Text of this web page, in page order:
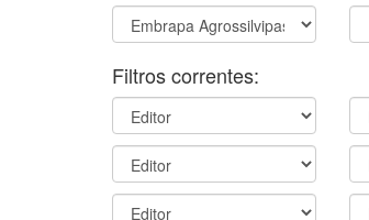
Filtros correntes: